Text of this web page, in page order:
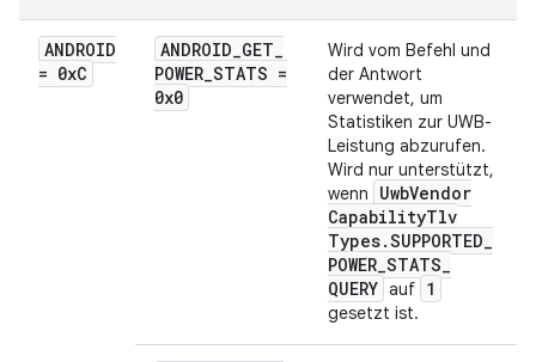
ANDROID
= 0xC
ANDROID_GET_
POWER_STATS =
0x0
Wird vom Befehl und
der Antwort
verwendet, um
Statistiken zur UWB-
Leistung abzurufen.
Wird nur unterstützt,
wenn
UwbVendor
CapabilityTlv
Types.SUPPORTED_
POWER_STATS_
QUERY auf 1
gesetzt ist.